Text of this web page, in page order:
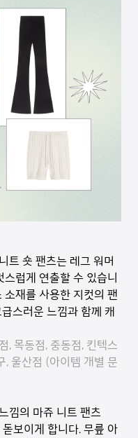
니트 숏 팬츠는 레그 워머
럽게 연출할 수 있습니
소재를 사용한 지컷의 팬
스러운 느낌과 함께 캐
, 목동점, 중동점, 킨텍스
, 울산점 (아이템 개별 문
낌의 마쥬 니트 팬츠
보이게 합니다. 무릎 아